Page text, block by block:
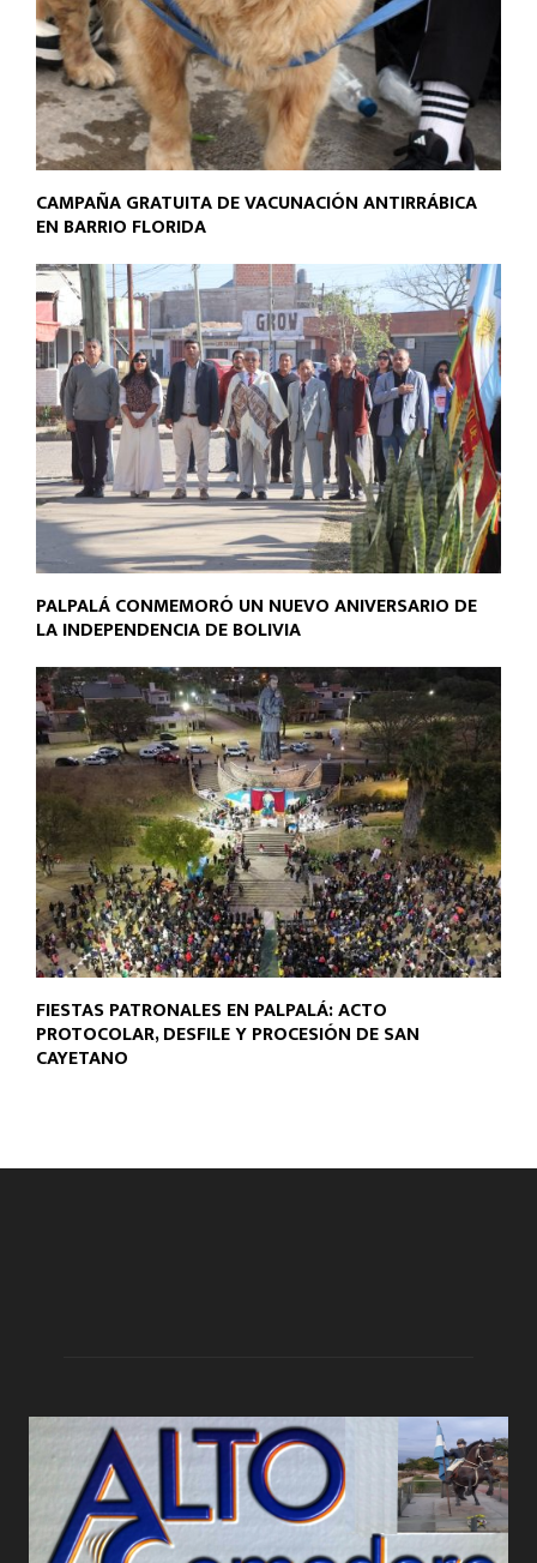
CAMPAÑA GRATUITA DE VACUNACIÓN ANTIRRÁBICA
EN BARRIO FLORIDA
PALPALÁ CONMEMORÓ UN NUEVO ANIVERSARIO DE
LA INDEPENDENCIA DE BOLIVIA
FIESTAS PATRONALES EN PALPALÁ: ACTO
PROTOCOLAR, DESFILE Y PROCESIÓN DE SAN
CAYETANO